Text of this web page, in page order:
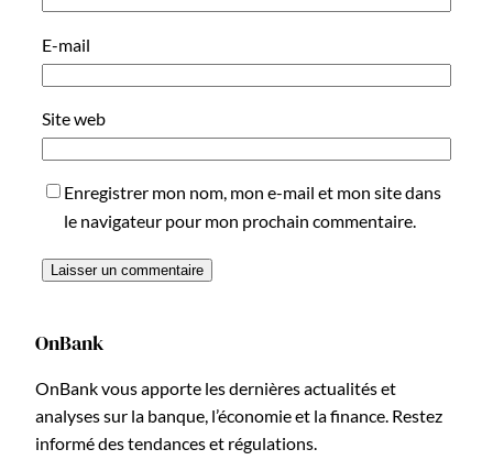
E-mail
Site web
Enregistrer mon nom, mon e-mail et mon site dans
le navigateur pour mon prochain commentaire.
OnBank
OnBank vous apporte les dernières actualités et
analyses sur la banque, l’économie et la finance. Restez
informé des tendances et régulations.